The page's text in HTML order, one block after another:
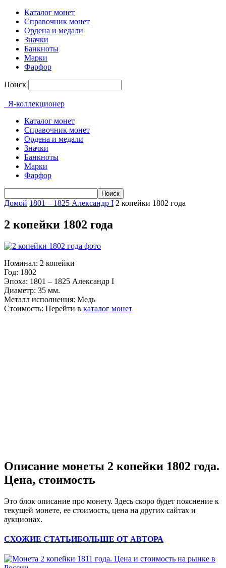
Каталог монет
Справочник монет
Ордена и медали
Значки
Банкноты
Марки
Фарфор
Поиск
Я-коллекционер
Каталог монет
Справочник монет
Ордена и медали
Значки
Банкноты
Марки
Фарфор
Домой 1801 – 1825 Александр I 2 копейки 1802 года
2 копейки 1802 года
Номинал: 2 копейки
Год: 1802
Эпоха: 1801 – 1825 Александр I
Диаметр: 35 мм.
Металл исполнения: Медь
Стоимость: Перейти в каталог монет
Описание монеты 2 копейки 1802 года.
Цена, стоимость
Это блок описание про монету. Здесь скоро будет пояснение к
текущей монете, ее стоимость, цена на других сайтах и
аукционах.
СХОЖИЕ СТАТЬИБОЛЬШЕ ОТ АВТОРА